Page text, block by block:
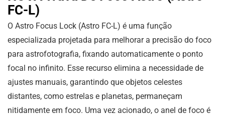
FC-L)
O Astro Focus Lock (Astro FC-L) é uma função
especializada projetada para melhorar a precisão do foco
para astrofotografia, fixando automaticamente o ponto
focal no infinito. Esse recurso elimina a necessidade de
ajustes manuais, garantindo que objetos celestes
distantes, como estrelas e planetas, permaneçam
nitidamente em foco. Uma vez acionado, o anel de foco é